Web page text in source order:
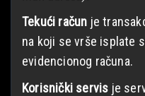
Tekući račun je
na koji se vrše isplate
evidencionog računa.
Korisnički servis je